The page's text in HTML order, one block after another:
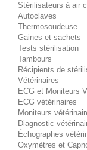
Stérilisateurs à air
Autoclaves
Thermosoudeuse
Gaines et sachets
Tests stérilisation
Tambours
Récipients de
Vétérinaires
ECG et Moniteurs
ECG vétérinaires
Moniteurs
Diagnostic
Échographes
Oxymètres et